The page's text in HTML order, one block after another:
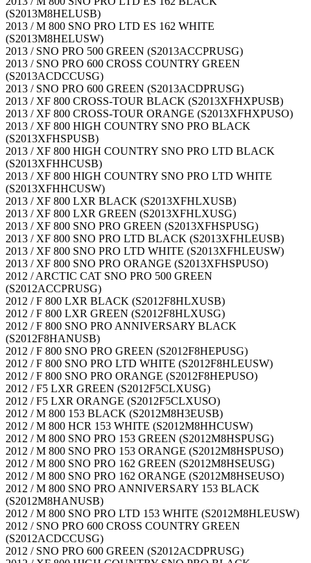
(S2013M8HELUSB)
2013 / M 800 SNO PRO LTD ES 162 WHITE
(S2013M8HELUSW)
2013 / SNO PRO 500 GREEN (S2013ACCPRUSG)
2013 / SNO PRO 600 CROSS COUNTRY GREEN
(S2013ACDCCUSG)
2013 / SNO PRO 600 GREEN (S2013ACDPRUSG)
2013 / XF 800 CROSS-TOUR BLACK (S2013XFHXPUSB)
2013 / XF 800 CROSS-TOUR ORANGE (S2013XFHXPUSO)
2013 / XF 800 HIGH COUNTRY SNO PRO BLACK
(S2013XFHSPUSB)
2013 / XF 800 HIGH COUNTRY SNO PRO LTD BLACK
(S2013XFHHCUSB)
2013 / XF 800 HIGH COUNTRY SNO PRO LTD WHITE
(S2013XFHHCUSW)
2013 / XF 800 LXR BLACK (S2013XFHLXUSB)
2013 / XF 800 LXR GREEN (S2013XFHLXUSG)
2013 / XF 800 SNO PRO GREEN (S2013XFHSPUSG)
2013 / XF 800 SNO PRO LTD BLACK (S2013XFHLEUSB)
2013 / XF 800 SNO PRO LTD WHITE (S2013XFHLEUSW)
2013 / XF 800 SNO PRO ORANGE (S2013XFHSPUSO)
2012 / ARCTIC CAT SNO PRO 500 GREEN
(S2012ACCPRUSG)
2012 / F 800 LXR BLACK (S2012F8HLXUSB)
2012 / F 800 LXR GREEN (S2012F8HLXUSG)
2012 / F 800 SNO PRO ANNIVERSARY BLACK
(S2012F8HANUSB)
2012 / F 800 SNO PRO GREEN (S2012F8HEPUSG)
2012 / F 800 SNO PRO LTD WHITE (S2012F8HLEUSW)
2012 / F 800 SNO PRO ORANGE (S2012F8HEPUSO)
2012 / F5 LXR GREEN (S2012F5CLXUSG)
2012 / F5 LXR ORANGE (S2012F5CLXUSO)
2012 / M 800 153 BLACK (S2012M8H3EUSB)
2012 / M 800 HCR 153 WHITE (S2012M8HHCUSW)
2012 / M 800 SNO PRO 153 GREEN (S2012M8HSPUSG)
2012 / M 800 SNO PRO 153 ORANGE (S2012M8HSPUSO)
2012 / M 800 SNO PRO 162 GREEN (S2012M8HSEUSG)
2012 / M 800 SNO PRO 162 ORANGE (S2012M8HSEUSO)
2012 / M 800 SNO PRO ANNIVERSARY 153 BLACK
(S2012M8HANUSB)
2012 / M 800 SNO PRO LTD 153 WHITE (S2012M8HLEUSW)
2012 / SNO PRO 600 CROSS COUNTRY GREEN
(S2012ACDCCUSG)
2012 / SNO PRO 600 GREEN (S2012ACDPRUSG)